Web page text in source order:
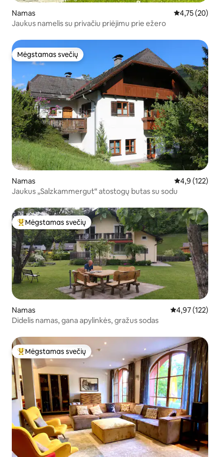
Namas Vidutinis
4,75 (20)
Jaukus namelis su privačiu priėjimu prie ežero
Mėgstamas svečių
Mėgstamas svečių
Namas Vidutinis
4,9 (122)
Jaukus „Salzkammergut“ atostogų butas su sodu
Svečių mėgstamiausias
Mėgstamas svečių
Namas Vidutinis
4,97 (122)
Didelis namas, gana apylinkės, gražus sodas
Svečių mėgstamiausias
Mėgstamas svečių